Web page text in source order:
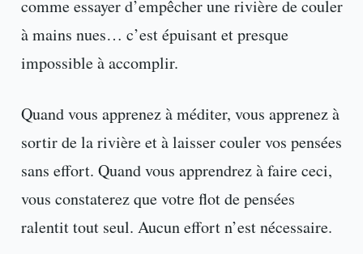
comme essayer d’empêcher une rivière de couler
à mains nues… c’est épuisant et presque
impossible à accomplir.
Quand vous apprenez à méditer, vous apprenez à
sortir de la rivière et à laisser couler vos pensées
sans effort. Quand vous apprendrez à faire ceci,
vous constaterez que votre flot de pensées
ralentit tout seul. Aucun effort n’est nécessaire.